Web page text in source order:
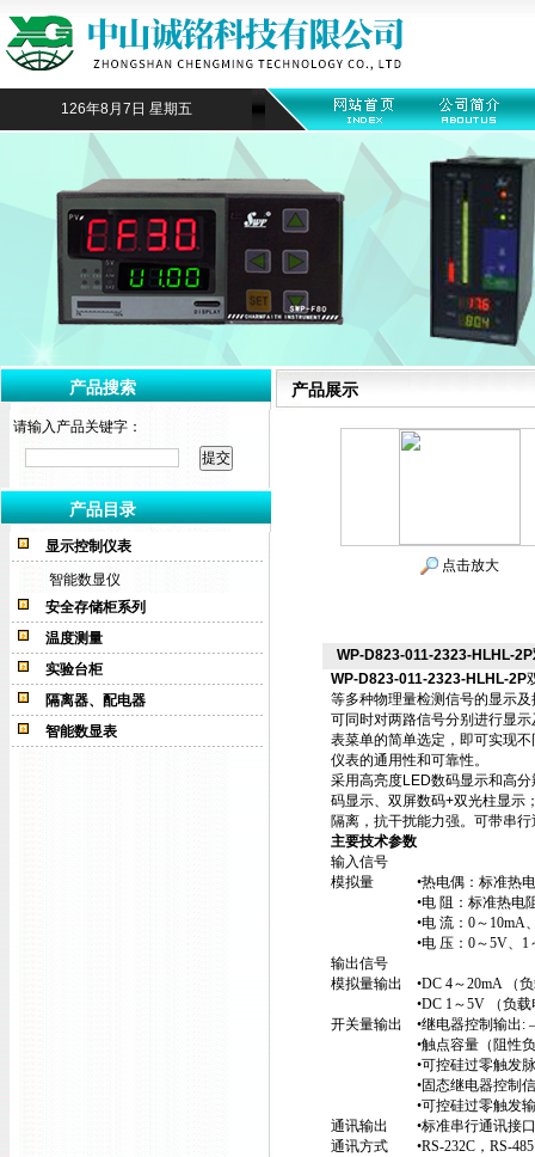
126年8月7日 星期五
产品搜索
请输入产品关键字：
产品目录
显示控制仪表
智能数显仪
安全存储柜系列
温度测量
实验台柜
隔离器、配电器
智能数显表
产品展示
点击放大
WP-D823-011-2323-HLHL-2P
WP-D823-011-2323-HLHL-2P
等多种物理量检测信号的显示
可同时对两路信号分别进行显
表菜单的简单选定，即可实现
仪表的通用性和可靠性。
采用高亮度LED数码显示和高
码显示、双屏数码+双光柱显示
隔离，抗干扰能力强。可带串
主要技术参数
输入信号
模拟量 •热电偶：标准热电
•电 阻：标准热电阻
•电 流：0～10mA、4～
•电 压：0～5V、1～5V
输出信号
模拟量输出 •DC 4～20mA （
•DC 1～5V （负载电阻
开关量输出 •继电器控制输出:
•触点容量（阻性负载
•可控硅过零触发脉冲输
•固态继电器控制信号输
•可控硅过零触发输出—
通讯输出 •标准串行通讯接口
通讯方式 •RS-232C，RS-485